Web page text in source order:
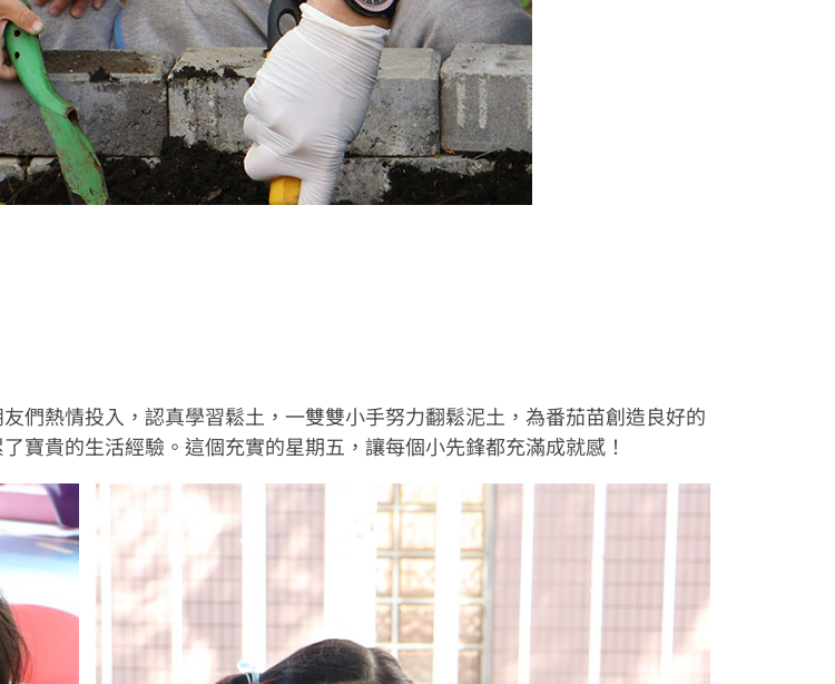
們熱情投入，認真學習鬆土，一雙雙小手努力翻鬆泥土，為番茄苗創造良好的
寶貴的生活經驗。這個充實的星期五，讓每個小先鋒都充滿成就感！